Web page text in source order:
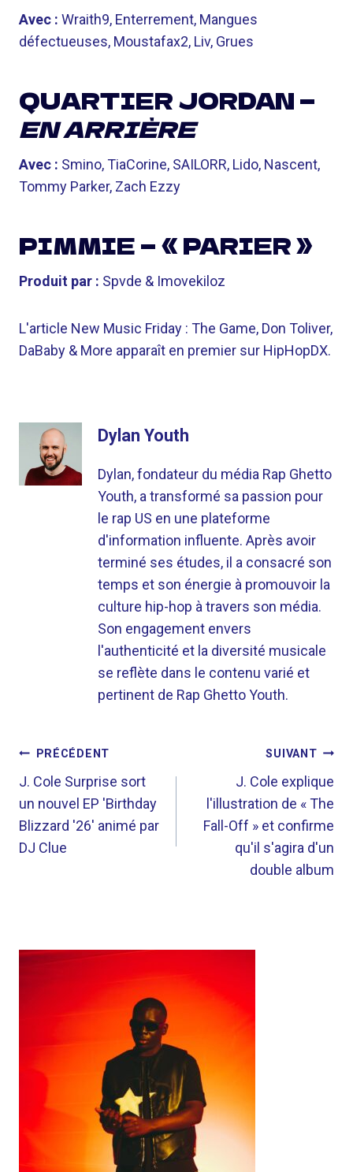
Avec : Wraith9, Enterrement, Mangues
défectueuses, Moustafax2, Liv, Grues
QUARTIER JORDAN —
EN ARRIÈRE
Avec : Smino, TiaCorine, SAILORR, Lido, Nascent,
Tommy Parker, Zach Ezzy
PIMMIE — « PARIER »
Produit par : Spvde & Imovekiloz
L'article New Music Friday : The Game, Don Toliver,
DaBaby & More apparaît en premier sur HipHopDX.
Dylan Youth
Dylan, fondateur du média Rap Ghetto
Youth, a transformé sa passion pour
le rap US en une plateforme
d'information influente. Après avoir
terminé ses études, il a consacré son
temps et son énergie à promouvoir la
culture hip-hop à travers son média.
Son engagement envers
l'authenticité et la diversité musicale
se reflète dans le contenu varié et
pertinent de Rap Ghetto Youth.
NAVIGATION
DE
L’ARTICLE
PRÉCÉDENT
J. Cole Surprise sort
un nouvel EP 'Birthday
Blizzard '26' animé par
DJ Clue
SUIVANT
J. Cole explique
l'illustration de « The
Fall-Off » et confirme
qu'il s'agira d'un
double album